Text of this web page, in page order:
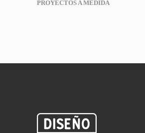
PROYECTOS A MEDIDA